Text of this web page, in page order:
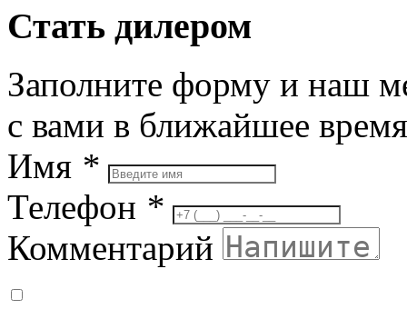
Стать дилером
Заполните форму и наш
с вами в ближайшее время
Имя *
Телефон *
Комментарий